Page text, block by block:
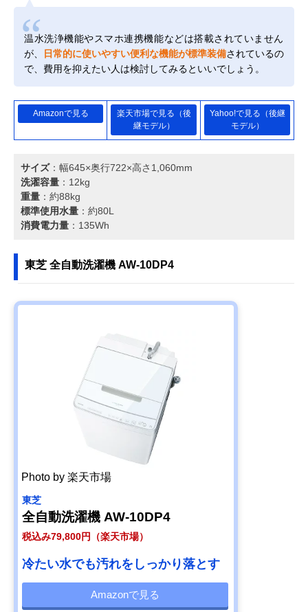
温水洗浄機能やスマホ連携機能などは搭載されていません
が、
日常的に使いやすい便利な機能が標準装備されているの
で、費用を抑えたい人は検討してみるといいでしょう。
Amazonで見る
楽天市場で見る（後
継モデル）
Yahoo!で見る（後継
モデル）
サイズ：幅645×奥行722×高さ1,060mm
洗濯容量 ：12kg
重量 ：約88kg
標準使用水量 ：約80L
消費電力量 ：135Wh
東芝 全自動洗濯機 AW-10DP4
Photo by 楽天市場
東芝
全自動洗濯機 AW-10DP4
税込み79,800円（楽天市場）
冷たい水でも汚れをしっかり落とす
Amazonで見る